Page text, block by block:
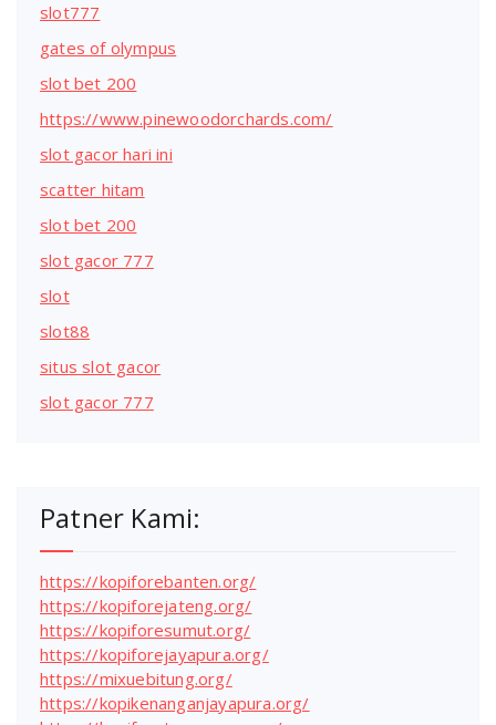
slot777
gates of olympus
slot bet 200
https://www.pinewoodorchards.com/
slot gacor hari ini
scatter hitam
slot bet 200
slot gacor 777
slot
slot88
situs slot gacor
slot gacor 777
Patner Kami:
https://kopiforebanten.org/
https://kopiforejateng.org/
https://kopiforesumut.org/
https://kopiforejayapura.org/
https://mixuebitung.org/
https://kopikenanganjayapura.org/